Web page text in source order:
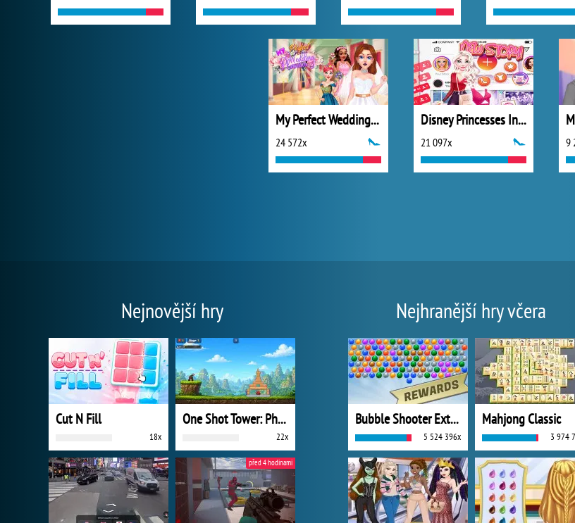
My Perfect Wedding Planner
24 572x
Disney Princesses Instagram Stories
21 097x 9
Nejnovější hry
Cut N Fill
18x
One Shot Tower: Physics Destroyer
22x
před 4 hodinami
Nejhranější hry včera
Bubble Shooter Extreme
5 524 396x
Mahjong Classic
3 974